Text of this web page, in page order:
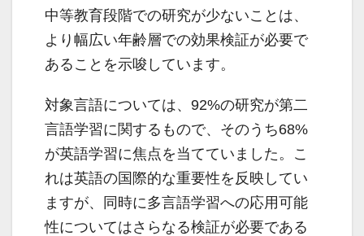
中等教育段階での研究が少ないことは、
より幅広い年齢層での効果検証が必要で
あることを示唆しています。
対象言語については、92%の研究が第二
言語学習に関するもので、そのうち68%
が英語学習に焦点を当てていました。こ
れは英語の国際的な重要性を反映してい
ますが、同時に多言語学習への応用可能
性についてはさらなる検証が必要である